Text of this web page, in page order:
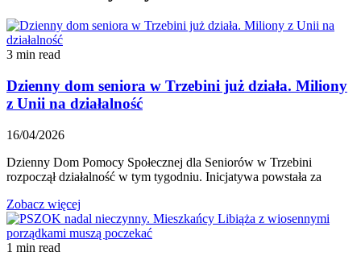
3 min read
Dzienny dom seniora w Trzebini już działa. Miliony
z Unii na działalność
16/04/2026
Dzienny Dom Pomocy Społecznej dla Seniorów w Trzebini
rozpoczął działalność w tym tygodniu. Inicjatywa powstała za
Zobacz więcej
1 min read